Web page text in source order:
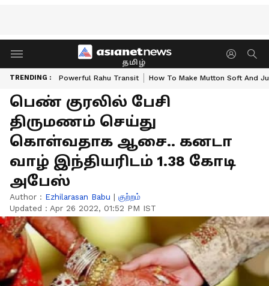
தமிழ்
TRENDING : Powerful Rahu Transit How To Make Mutton Soft And
பெண் குரலில் பேசி
திருமணம் செய்து
கொள்வதாக ஆசை.. கனடா
வாழ் இந்தியரிடம் 1.38 கோடி
அபேஸ்
Author : Ezhilarasan Babu | குற்றம்
Updated : Apr 26 2022, 01:52 PM IST